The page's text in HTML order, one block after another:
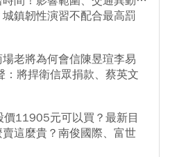
鎮韌性演習不配合最高罰
老將為何會信陳昱瑄李易
將捍衛信眾捐款、蔡英文
11905元可以買？最新目
這麼貴？南俊國際、富世